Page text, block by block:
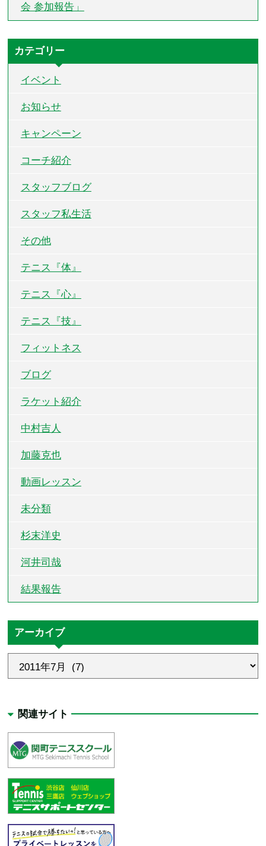
会 参加報告」
カテゴリー
イベント
お知らせ
キャンペーン
コーチ紹介
スタッフブログ
スタッフ私生活
その他
テニス『体』
テニス『心』
テニス『技』
フィットネス
ブログ
ラケット紹介
中村吉人
加藤克也
動画レッスン
未分類
杉末洋史
河井司哉
結果報告
アーカイブ
関連サイト